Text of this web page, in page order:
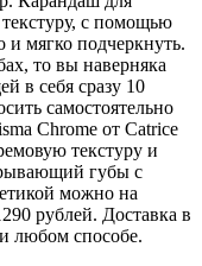
с помощью
мягко подчеркнуть.
то вы наверняка
в себя сразу 10
самостоятельно
Chrome от Catrice
текстуру и
губы с
можно на
рублей. Доставка в
любом способе.